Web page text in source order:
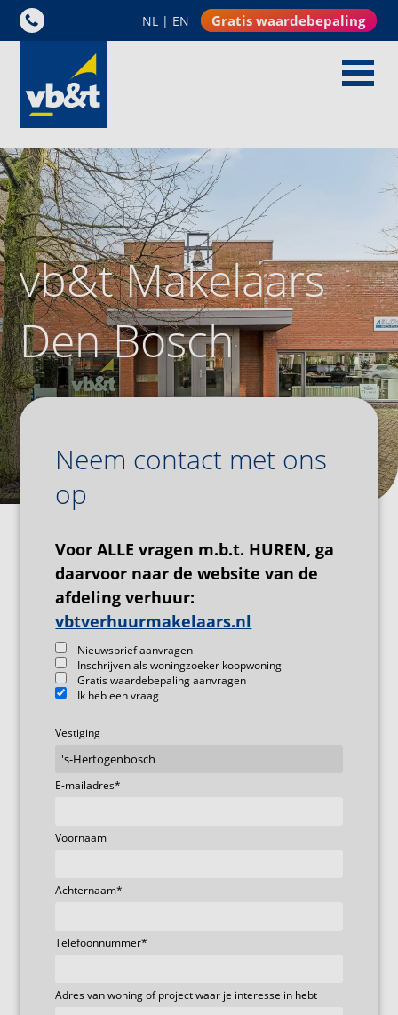
NL | EN Gratis waardebepaling
vb&t Makelaars
Den Bosch
Neem contact met ons
op
Voor ALLE vragen m.b.t. HUREN, ga
daarvoor naar de website van de
afdeling verhuur:
vbtverhuurmakelaars.nl
Nieuwsbrief aanvragen
Inschrijven als woningzoeker koopwoning
Gratis waardebepaling aanvragen
Ik heb een vraag
Vestiging
E-mailadres*
Voornaam
Achternaam*
Telefoonnummer*
Adres van woning of project waar je interesse in hebt